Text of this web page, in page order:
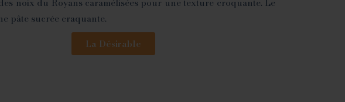
pâte sucrée craquante.
La Désirable